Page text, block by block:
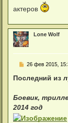
актеров
Lone Wolf
С
о
е
н
и
е
26 фев 2015,
Последний из
Боевик,
2014 год